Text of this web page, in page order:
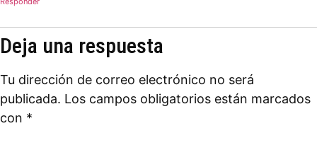
Deja una respuesta
Tu dirección de correo electrónico no será
publicada. Los campos obligatorios están marcados
con *